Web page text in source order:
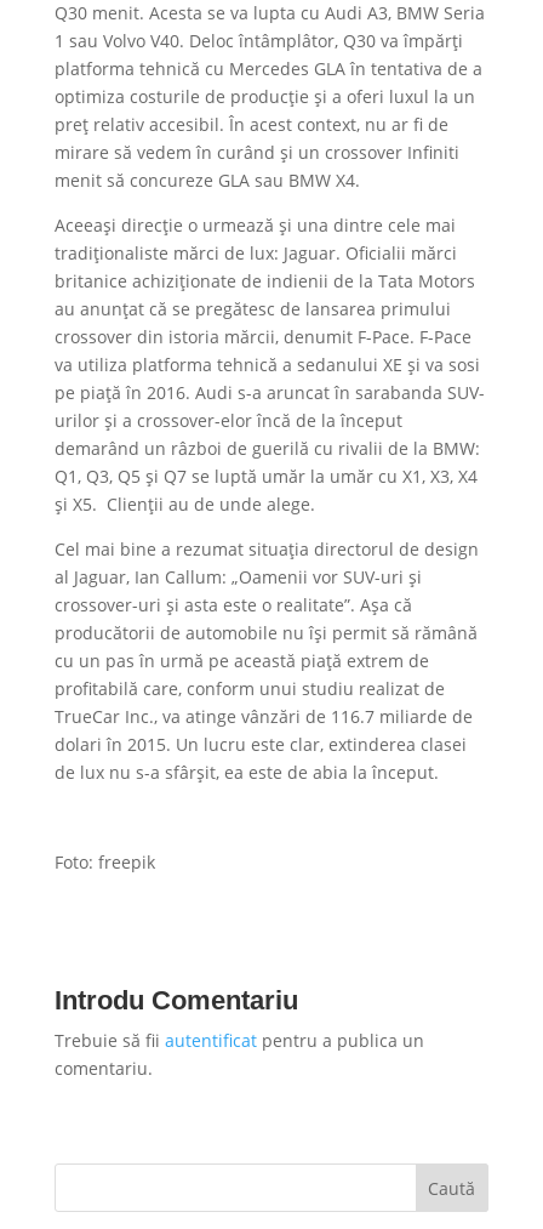
Q30 menit. Acesta se va lupta cu Audi A3, BMW Seria
1 sau Volvo V40. Deloc întâmplâtor, Q30 va împărți
platforma tehnică cu Mercedes GLA în tentativa de a
optimiza costurile de producție și a oferi luxul la un
preț relativ accesibil. În acest context, nu ar fi de
mirare să vedem în curând și un crossover Infiniti
menit să concureze GLA sau BMW X4.
Aceeași direcție o urmează și una dintre cele mai
tradiționaliste mărci de lux: Jaguar. Oficialii mărci
britanice achiziționate de indienii de la Tata Motors
au anunțat că se pregătesc de lansarea primului
crossover din istoria mărcii, denumit F-Pace. F-Pace
va utiliza platforma tehnică a sedanului XE și va sosi
pe piață în 2016. Audi s-a aruncat în sarabanda SUV-
urilor și a crossover-elor încă de la început
demarând un râzboi de guerilă cu rivalii de la BMW:
Q1, Q3, Q5 și Q7 se luptă umăr la umăr cu X1, X3, X4
și X5. Clienții au de unde alege.
Cel mai bine a rezumat situația directorul de design
al Jaguar, Ian Callum: „Oamenii vor SUV-uri și
crossover-uri și asta este o realitate”. Așa că
producătorii de automobile nu își permit să rămână
cu un pas în urmă pe această piață extrem de
profitabilă care, conform unui studiu realizat de
TrueCar Inc., va atinge vânzări de 116.7 miliarde de
dolari în 2015. Un lucru este clar, extinderea clasei
de lux nu s-a sfârșit, ea este de abia la început.
Foto: freepik
Introdu Comentariu
Trebuie să fii autentificatpentru a publica un
comentariu.